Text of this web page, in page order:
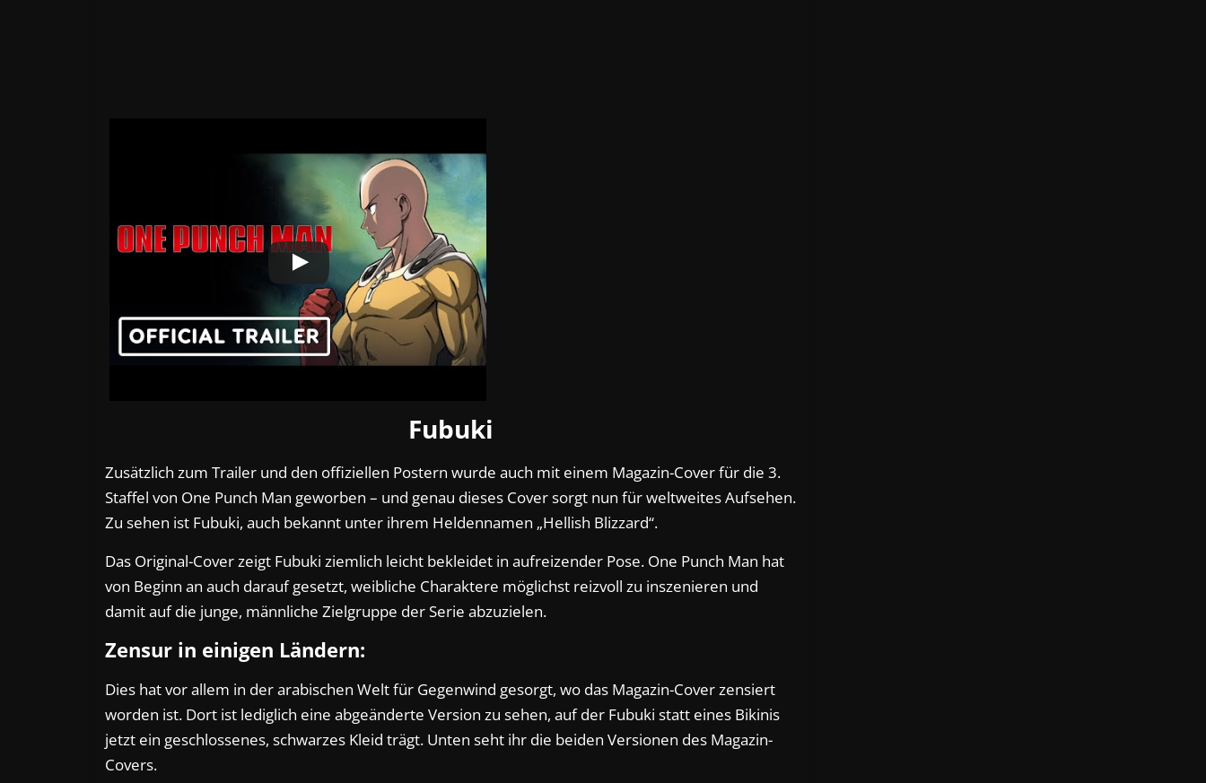
Fubuki
Zusätzlich zum Trailer und den offiziellen Postern wurde auch mit einem Magazin-Cover für die 3.
Staffel von One Punch Man geworben – und genau dieses Cover sorgt nun für weltweites Aufsehen.
Zu sehen ist Fubuki, auch bekannt unter ihrem Heldennamen „Hellish Blizzard“.
Das Original-Cover zeigt Fubuki ziemlich leicht bekleidet in aufreizender Pose. One Punch Man hat
von Beginn an auch darauf gesetzt, weibliche Charaktere möglichst reizvoll zu inszenieren und
damit auf die junge, männliche Zielgruppe der Serie abzuzielen.
Zensur in einigen Ländern:
Dies hat vor allem in der arabischen Welt für Gegenwind gesorgt, wo das Magazin-Cover zensiert
worden ist. Dort ist lediglich eine abgeänderte Version zu sehen, auf der Fubuki statt eines Bikinis
jetzt ein geschlossenes, schwarzes Kleid trägt. Unten seht ihr die beiden Versionen des Magazin-
Covers.